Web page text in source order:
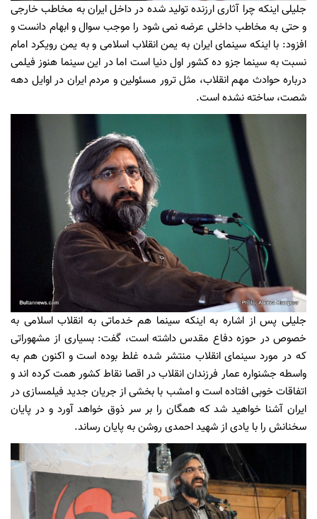
جلیلی اینکه چرا آثاری ارزنده تولید شده در داخل ایران به مخاطب خارجی
و حتی به مخاطب داخلی عرضه نمی شود را موجب سوال و ابهام دانست و
افزود: با اینکه سینمای ایران به یمن انقلاب اسلامی و به یمن رویکرد امام
نسبت به سینما جزو ده کشور اول دنیا است اما در این سینما هنوز فیلمی
درباره حوادث مهم انقلاب، مثل ترور مسئولین و مردم ایران در اوایل دهه
شصت، ساخته نشده است.
جلیلی پس از اشاره به اینکه سینما هم خدماتی به انقلاب اسلامی به
خصوص در حوزه دفاع مقدس داشته است، گفت: بسیاری از مشهوراتی
که در مورد سینمای انقلاب منتشر شده غلط بوده است و اکنون هم به
واسطه جشنواره عمار فرزندان انقلاب در اقصا نقاط کشور همت کرده اند و
اتفاقات خوبی افتاده است و امشب با بخشی از جریان جدید فیلمسازی در
ایران آشنا خواهید شد که همگان را بر سر ذوق خواهد آورد و در پایان
سخنانش را با یادی از شهید احمدی روشن به پایان رساند.